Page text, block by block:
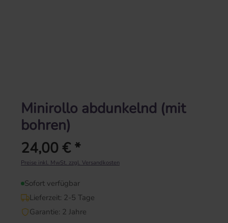
Minirollo abdunkelnd (mit
bohren)
Regulärer Preis:
24,00 € *
Preise inkl. MwSt. zzgl. Versandkosten
Sofort verfügbar
Lieferzeit: 2-5 Tage
Garantie: 2 Jahre